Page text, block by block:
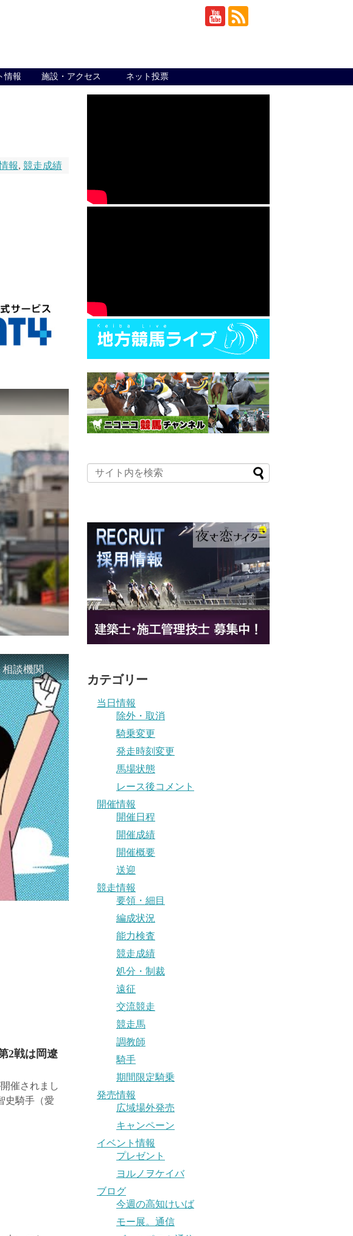
情報 施設・アクセス ネット投票
報, 競走成績
「ギャンブル等依存症対策啓発動画 ～一人で悩まず、家族で悩まず、まず！相談機関へ～」
2戦は岡遼
催されまし
史騎手（愛
カテゴリー
当日情報
除外・取消
騎乗変更
発走時刻変更
馬場状態
レース後コメント
開催情報
開催日程
開催成績
開催概要
送迎
競走情報
要領・細目
編成状況
能力検査
競走成績
処分・制裁
遠征
交流競走
競走馬
調教師
騎手
期間限定騎乗
発売情報
広域場外発売
キャンペーン
イベント情報
プレゼント
ヨルノヲケイバ
ブログ
今週の高知けいば
モー展。通信